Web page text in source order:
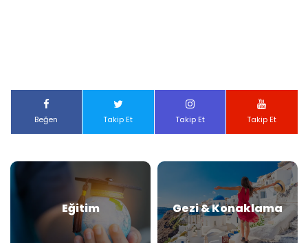
Beğen Takip Et Takip Et Takip Et
Eğitim Gezi & Konaklama